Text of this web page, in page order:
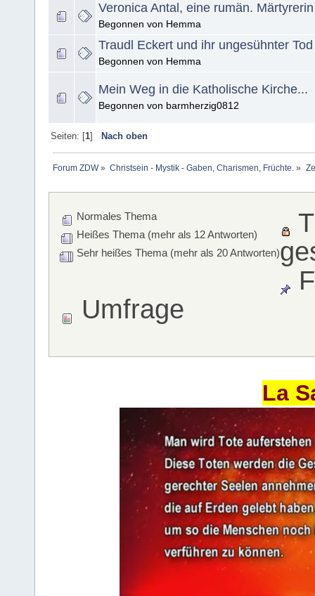
Veronica Antal, eine rumän.
Begonnen von Hemma
Traudl Eckert und ihr ungesühnter Tod
Begonnen von Hemma
Mein Weg in die Katholische Kirche...
Begonnen von barmherzig0812
Seiten: [1] Nach oben
Forum ZDW» Christsein - Mystik - Gaben, Charismen, Früchte. »
Normales Thema
Heißes Thema (mehr als 12 Antworten)
Sehr heißes Thema (mehr als 20 Antworten)
Umfrage
La